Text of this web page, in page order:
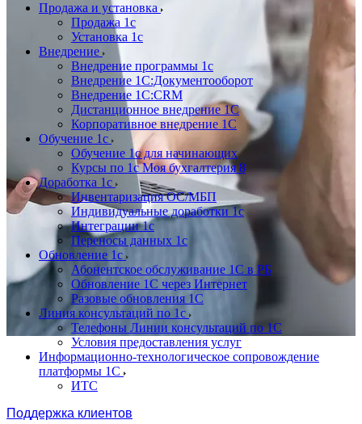
Продажа и установка
Продажа 1с
Установка 1с
Внедрение
Внедрение программы 1с
Внедрение 1С:Документооборот
Внедрение 1С:CRM
Дистанционное внедрение 1С
Корпоративное внедрение 1С
Обучение 1с
Обучение 1с для начинающих
Курсы по 1с Моя бухгалтерия 8
Доработка 1с
Инвентаризация ОС/МБП
Индивидуальные доработки 1с
Интеграции 1с
Переносы данных 1с
Обновление 1с
Абонентское обслуживание 1С в РБ
Обновление 1С через Интернет
Разовые обновления 1С
Линия консультаций по 1с
Телефоны Линии консультаций по 1С
Условия предоставления услуг
Информационно-технологическое сопровождение
платформы 1С
ИТС
Поддержка клиентов